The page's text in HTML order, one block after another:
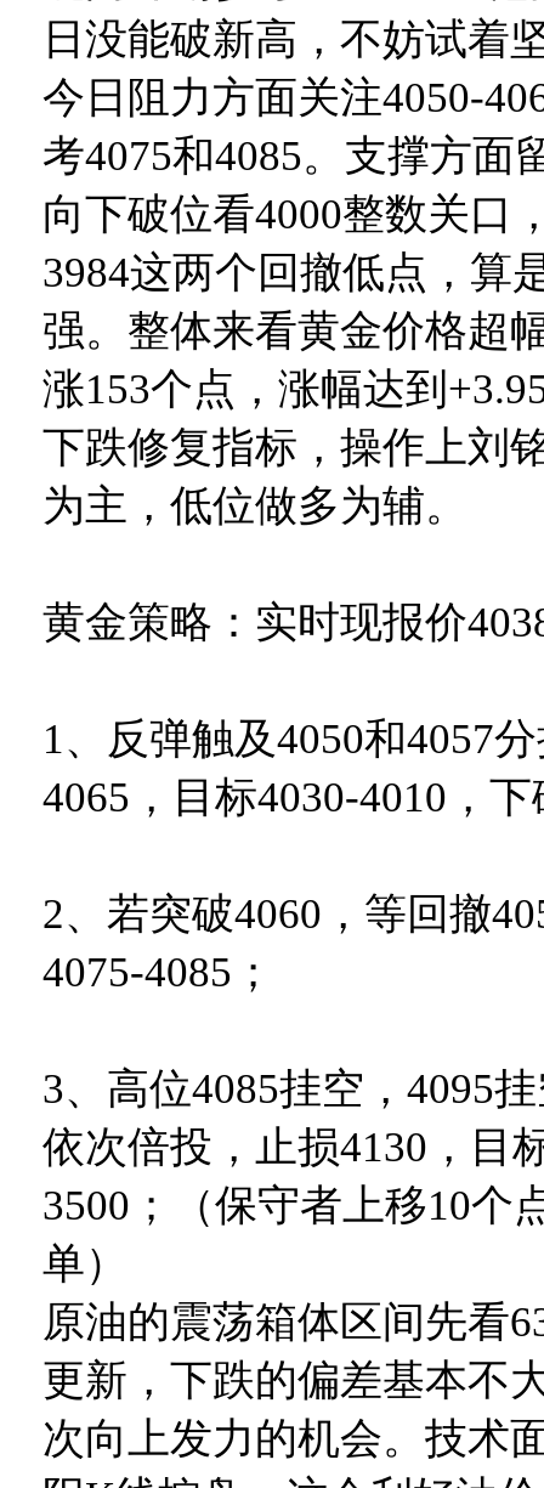
日没能破新高，不妨试着
今日阻力方面关注4050-
考4075和4085。支撑方面
向下破位看4000整数关口
3984这两个回撤低点，算
强。整体来看黄金价格超
涨153个点，涨幅达到
下跌修复指标，操作上刘
为主，低位做多为辅。
黄金策略：实时现报价
1、反弹触及4050和4057
4065，目标4030-4010，
2、若突破4060，等回撤
4075-4085；
3、高位4085挂空，4095
依次倍投，止损4130，目
3500；（保守者上移10个
单）
原油的震荡箱体区间先看
更新，下跌的偏差基本不
次向上发力的机会。技术